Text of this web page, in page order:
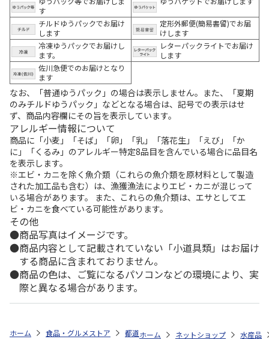
す
チルドゆうパックでお届け
します
定形外郵便(簡易書留)でお届
けします
冷凍ゆうパックでお届けし
ます。
レターパックライトでお届け
します
佐川急便でのお届けとなり
ます
なお、「普通ゆうパック」の場合は表示しません。また、「夏期
のみチルドゆうパック」などとなる場合は、記号での表示はせ
ず、商品内容欄にその旨を表示しています。
アレルギー情報について
商品に「小麦」「そば」「卵」「乳」「落花生」「えび」「か
に」「くるみ」のアレルギー特定8品目を含んでいる場合に品目名
を表示します。
※エビ・カニを除く魚介類（これらの魚介類を原材料として製造
された加工品も含む）は、漁獲漁法によりエビ・カニが混じって
いる場合があります。 また、これらの魚介類は、エサとしてエ
ビ・カニを食べている可能性があります。
その他
商品写真はイメージです。
商品内容として記載されていない「小道具類」はお届け
する商品に含まれておりません。
商品の色は、ご覧になるパソコンなどの環境により、実
際と異なる場合があります。
ホーム 食品・グルメストア 都道府県から探す 静岡県 浜名湖う
ホーム ネットショップ 水産品